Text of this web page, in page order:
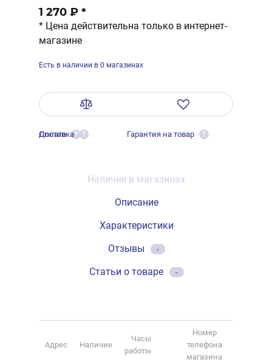
1 270 ₽ *
* Цена действительна только в интернет-
магазине
Есть в наличии в 0 магазинах
Оплата ?
Доставка ? Гарантия на товар ?
Наличие в магазинах
Описание
Характеристики
Отзывы
-
Статьи о товаре -
Адрес Наличие
Часы
работы
Номер
телефона
магазина